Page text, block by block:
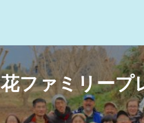
ファミリープ